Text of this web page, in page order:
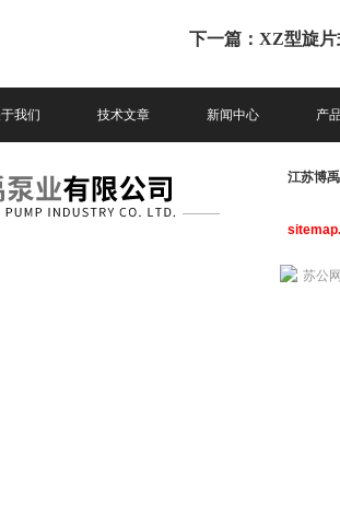
下一篇： XZ型旋片
我们 技术文章 新闻中心 产
江苏博
苏公